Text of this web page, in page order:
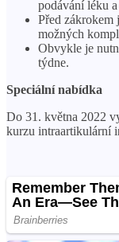
podávání léku
Před zákrokem
možných
Obvykle je
týdne.
Speciální nabídka
Do 31. května 2022
kurzu intraartikulární